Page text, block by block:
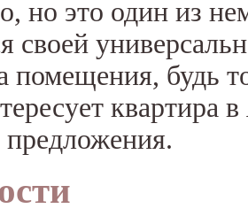
но это один из
своей
помещения, будь
квартира